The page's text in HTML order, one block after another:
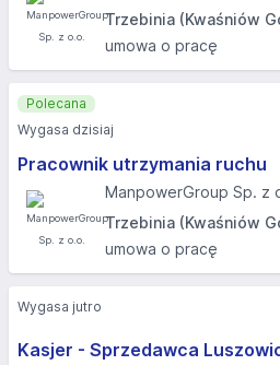
Trzebinia (Kwaśniów
umowa o pracę
Pracownik utrzymania ruchu
ManpowerGroup Sp. z
Trzebinia (Kwaśniów
umowa o pracę
Polecana
Wygasa dzisiaj
Kasjer - Sprzedawca
Wygasa jutro